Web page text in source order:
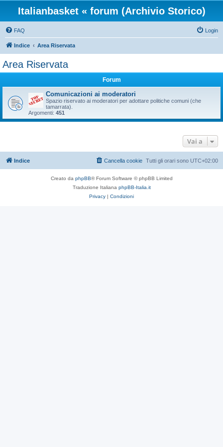
Italianbasket « forum (Archivio Storico)
FAQ Login
Indice Area Riservata
Area Riservata
Forum
Comunicazioni ai moderatori
Spazio riservato ai moderatori per adottare politiche comuni (che
tamarrata).
Argomenti: 451
Vai a
Indice Tutti gli orari sono UTC+02:00
Cancella cookie
Creato da phpBB® Forum Software © phpBB Limited
Traduzione Italiana phpBB-Italia.it
Privacy | Condizioni